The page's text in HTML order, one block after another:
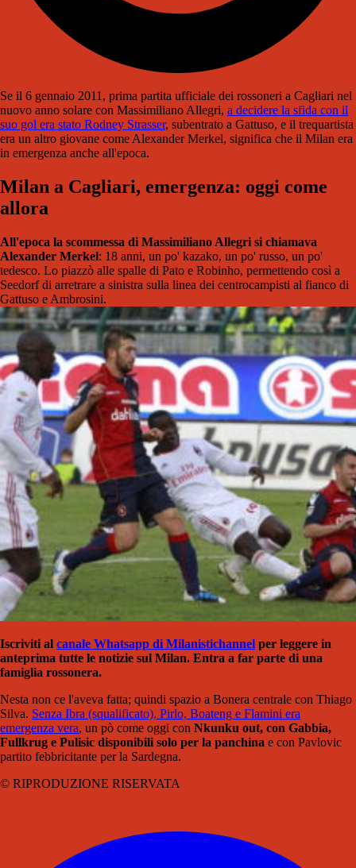
Se il 6 gennaio 2011, prima partita ufficiale dei rossoneri a Cagliari nel
nuovo anno solare con Massimiliano Allegri, a decidere la sfida con il
suo gol era stato Rodney Strasser, subentrato a Gattuso, e il trequartista
era un altro giovane come Alexander Merkel, significa che il Milan era
in emergenza anche all'epoca.
Milan a Cagliari, emergenza: oggi come
allora
All'epoca la scommessa di Massimiliano Allegri si chiamava
Alexander Merkel: 18 anni, un po' kazako, un po' russo, un po'
tedesco. Lo piazzò alle spalle di Pato e Robinho, permettendo così a
Seedorf di arretrare a sinistra sulla linea dei centrocampisti al fianco di
Gattuso e Ambrosini.
Iscriviti al canale Whatsapp di Milanistichannel per leggere in
anteprima tutte le notizie sul Milan. Entra a far parte di una
famiglia rossonera.
Nesta non ce l'aveva fatta; quindi spazio a Bonera centrale con Thiago
Silva. Senza Ibra (squalificato), Pirlo, Boateng e Flamini era
emergenza vera, un pò come oggi con Nkunku out, con Gabbia,
Fullkrug e Pulisic disponibili solo per la panchina e con Pavlovic
partito febbricitante per la Sardegna.
© RIPRODUZIONE RISERVATA